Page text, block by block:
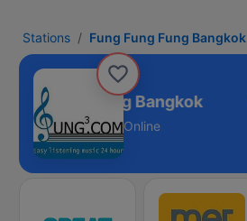
Stations Fung Fung Fung Bangkok
Fung Fung Fung Bangkok
Online